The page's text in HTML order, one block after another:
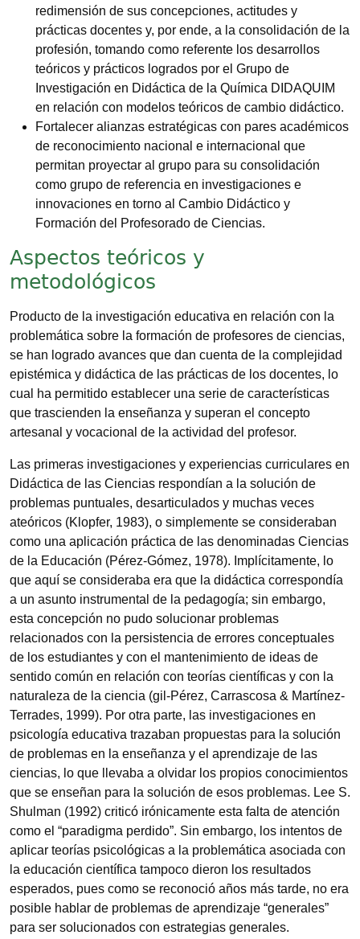
redimensión de sus concepciones, actitudes y
prácticas docentes y, por ende, a la consolidación de la
profesión, tomando como referente los desarrollos
teóricos y prácticos logrados por el Grupo de
Investigación en Didáctica de la Química DIDAQUIM
en relación con modelos teóricos de cambio didáctico.
Fortalecer alianzas estratégicas con pares académicos
de reconocimiento nacional e internacional que
permitan proyectar al grupo para su consolidación
como grupo de referencia en investigaciones e
innovaciones en torno al Cambio Didáctico y
Formación del Profesorado de Ciencias.
Aspectos teóricos y
metodológicos
Producto de la investigación educativa en relación con la
problemática sobre la formación de profesores de ciencias,
se han logrado avances que dan cuenta de la complejidad
epistémica y didáctica de las prácticas de los docentes, lo
cual ha permitido establecer una serie de características
que trascienden la enseñanza y superan el concepto
artesanal y vocacional de la actividad del profesor.
Las primeras investigaciones y experiencias curriculares en
Didáctica de las Ciencias respondían a la solución de
problemas puntuales, desarticulados y muchas veces
ateóricos (Klopfer, 1983), o simplemente se consideraban
como una aplicación práctica de las denominadas Ciencias
de la Educación (Pérez-Gómez, 1978). Implícitamente, lo
que aquí se consideraba era que la didáctica correspondía
a un asunto instrumental de la pedagogía; sin embargo,
esta concepción no pudo solucionar problemas
relacionados con la persistencia de errores conceptuales
de los estudiantes y con el mantenimiento de ideas de
sentido común en relación con teorías científicas y con la
naturaleza de la ciencia (gil-Pérez, Carrascosa & Martínez-
Terrades, 1999). Por otra parte, las investigaciones en
psicología educativa trazaban propuestas para la solución
de problemas en la enseñanza y el aprendizaje de las
ciencias, lo que llevaba a olvidar los propios conocimientos
que se enseñan para la solución de esos problemas. Lee S.
Shulman (1992) criticó irónicamente esta falta de atención
como el “paradigma perdido”. Sin embargo, los intentos de
aplicar teorías psicológicas a la problemática asociada con
la educación científica tampoco dieron los resultados
esperados, pues como se reconoció años más tarde, no era
posible hablar de problemas de aprendizaje “generales”
para ser solucionados con estrategias generales.